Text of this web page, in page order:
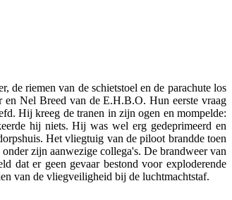
riemen van de schietstoel en de parachute los
Nel Breed van de E.H.B.O. Hun eerste vraag
Hij kreeg de tranen in zijn ogen en mompelde:
hij niets. Hij was wel erg gedeprimeerd en
Het vliegtuig van de piloot brandde toen
zijn aanwezige collega's. De brandweer van
dat er geen gevaar bestond voor exploderende
van de vliegveiligheid bij de luchtmachtstaf.